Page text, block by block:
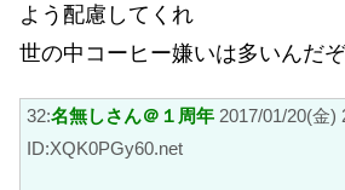
よう配慮してくれ
世の中コーヒー嫌いは多いんだぞ
32:名無しさん＠１周年 2017/01/20(金)
ID:XQK0PGy60.net